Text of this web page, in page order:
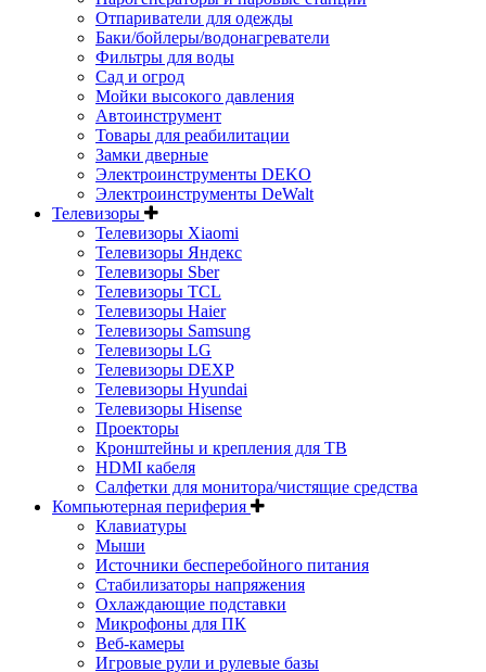
Отпариватели для одежды
Баки/бойлеры/водонагреватели
Фильтры для воды
Сад и огрод
Мойки высокого давления
Автоинструмент
Товары для реабилитации
Замки дверные
Электроинструменты DEKO
Электроинструменты DeWalt
Телевизоры
Телевизоры Xiaomi
Телевизоры Яндекс
Телевизоры Sber
Телевизоры TCL
Телевизоры Haier
Телевизоры Samsung
Телевизоры LG
Телевизоры DEXP
Телевизоры Hyundai
Телевизоры Hisense
Проекторы
Кронштейны и крепления для ТВ
HDMI кабеля
Салфетки для монитора/чистящие средства
Компьютерная периферия
Клавиатуры
Мыши
Источники бесперебойного питания
Стабилизаторы напряжения
Охлаждающие подставки
Микрофоны для ПК
Веб-камеры
Игровые рули и рулевые базы